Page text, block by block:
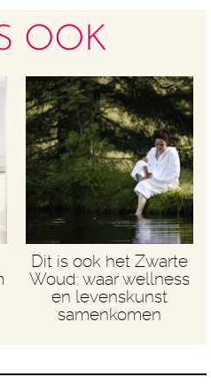
OOK
Dit is ook het Zwarte
Woud: waar wellness
en levenskunst
samenkomen